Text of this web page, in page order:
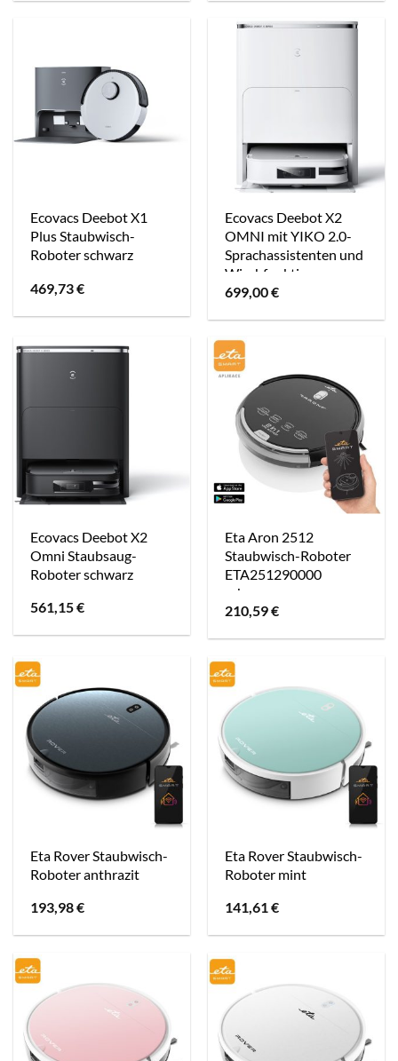
Ecovacs Deebot X1
Plus Staubwisch-
Roboter schwarz
469,73€
Ecovacs Deebot X2
OMNI mit YIKO 2.0-
Sprachassistenten und
Wischfunktion
699,00€
Ecovacs Deebot X2
Omni Staubsaug-
Roboter schwarz
561,15€
Eta Aron 2512
Staubwisch-Roboter
ETA251290000
schwarz
210,59€
Eta Rover Staubwisch-
Roboter anthrazit
193,98€
Eta Rover Staubwisch-
Roboter mint
141,61€